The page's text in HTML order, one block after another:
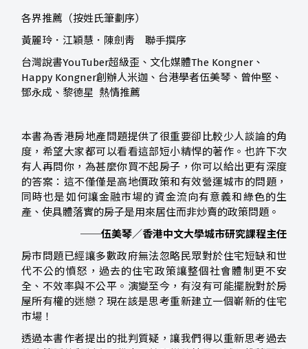
各界推薦（按姓氏筆劃序）
黃麗玲．江穎慧．陳劍靑 聯手撰序
台灣說書YouTuber超級歪、文化媒體The Kongner、
Happy Kongner創辦人米迦、台港學者伍美琴、曾仲堅、
鄧永成、黎德星 熱情推薦
本書為香港房地產問題提供了很重要卻比較少人談論的角
度，希望大家都可以看看這部短小精悍的著作。也許下次
有人再問你，為甚麼你買不起房子，你可以給出更有深度
的答案：這不僅僅是高地價政策和有效營運城市的問題，
同時也是如何讓金融市場的資金流向有意義和綠色的生
產、使具體落實的房子是用來居住而非炒賣的政策問題。
──伍美琴／香港中文大學城市研究課程主任
房市問題已經讓多數政府無法忽略民眾對於住宅短缺和世
代不公的憤怒，過去的住宅政策讓整個社會體制更不安
全、不效率與不公平。演變至今，有沒有可能擺脫對於房
屋所有權的迷戀？現在該是思考重新建立一個嶄新的住宅
市場！
透過本書作者提出的批判質疑，讓我們得以重新思考過去